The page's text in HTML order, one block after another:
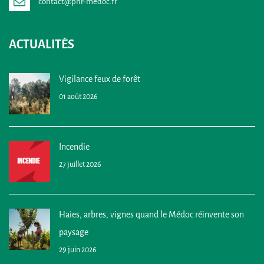
ACTUALITÉS
Vigilance feux de forêt
01 août 2026
Incendie
27 juillet 2026
Haies, arbres, vignes quand le Médoc réinvente son
paysage
29 juin 2026